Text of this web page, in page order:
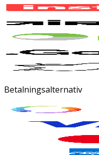
Betalningsalternativ